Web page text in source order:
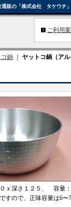
通販の「株式会社 タケウチ
ご利用
コ鍋 ヤットコ鍋（ア
０ｘ深さ１２５、 容
すので、正味容量は6〜7